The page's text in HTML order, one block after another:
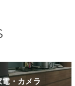
電・カメラ